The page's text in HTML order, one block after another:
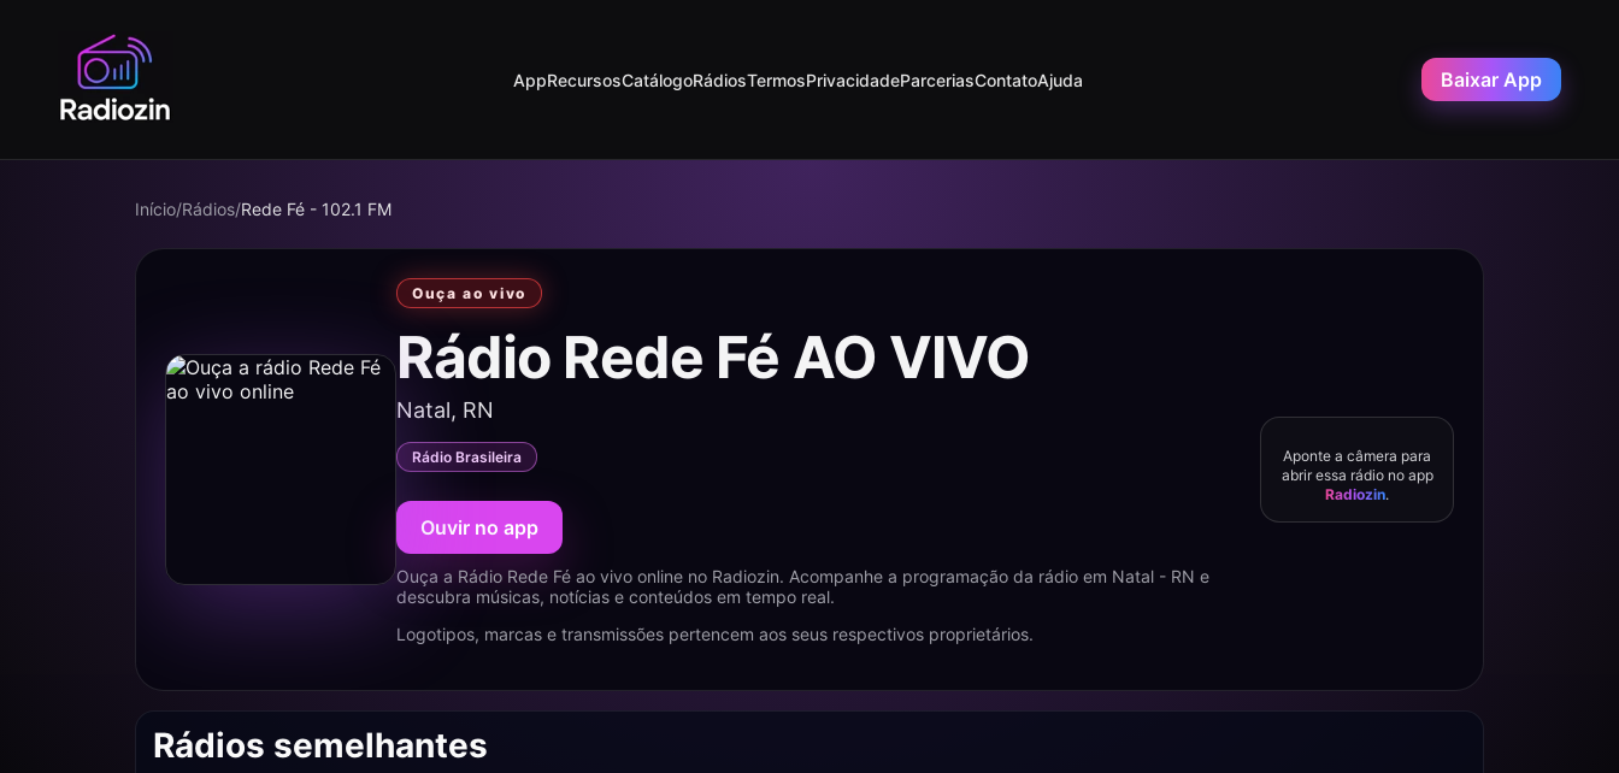
AppRecursosCatálogoRádiosTermosPrivacidadeParceriasContatoAjuda Baixar App
Início/Rádios/Rede Fé - 102.1 FM
Ouça ao vivo
Rádio Rede Fé AO VIVO
Natal, RN
Rádio Brasileira
Ouvir no app
Ouça a Rádio Rede Fé ao vivo online no Radiozin. Acompanhe a programação da rádio em Natal - RN e
descubra músicas, notícias e conteúdos em tempo real.
Logotipos, marcas e transmissões pertencem aos seus respectivos proprietários.
Aponte a câmera para
abrir essa rádio no app
Radiozin.
Rádios semelhantes